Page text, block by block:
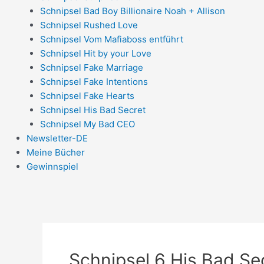
Schnipsel Bad Boy Billionaire Noah + Allison
Schnipsel Rushed Love
Schnipsel Vom Mafiaboss entführt
Schnipsel Hit by your Love
Schnipsel Fake Marriage
Schnipsel Fake Intentions
Schnipsel Fake Hearts
Schnipsel His Bad Secret
Schnipsel My Bad CEO
Newsletter-DE
Meine Bücher
Gewinnspiel